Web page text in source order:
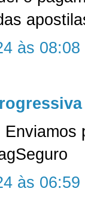
às 08:08
Enviamos
às 06:59